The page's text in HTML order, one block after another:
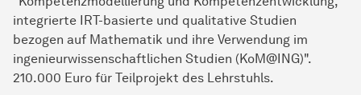
integrierte IRT-basierte und qualitative Studien
bezogen auf Mathematik und ihre Verwendung im
ingenieurwissenschaftlichen Studien (KoM@ING)".
210.000 Euro für Teilprojekt des Lehrstuhls.